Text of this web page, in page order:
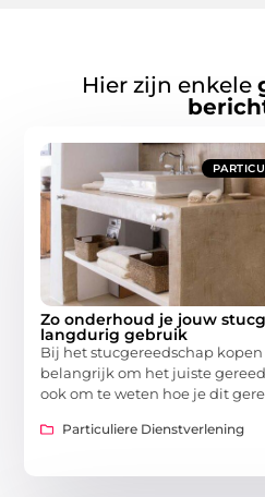
Hier zijn enkele
Zo onderhoud je jouw
langdurig gebruik
Bij het stucgereedschap
belangrijk om het juiste
ook om te weten hoe je dit
Particuliere Dienstverlening